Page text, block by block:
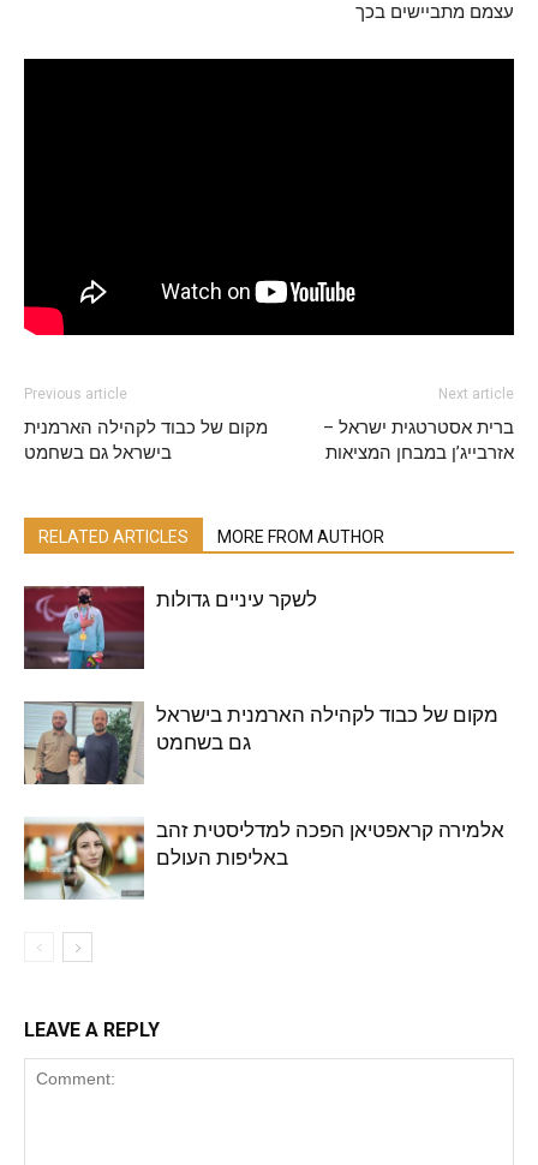
עצמם מתביישים בכך
Previous article
מקום של כבוד לקהילה הארמנית
בישראל גם בשחמט
Next article
ברית אסטרטגית ישראל –
אזרבייג’ן במבחן המציאות
RELATED ARTICLES MORE FROM AUTHOR
לשקר עיניים גדולות
מקום של כבוד לקהילה הארמנית בישראל
גם בשחמט
אלמירה קראפטיאן הפכה למדליסטית זהב
באליפות העולם
LEAVE A REPLY